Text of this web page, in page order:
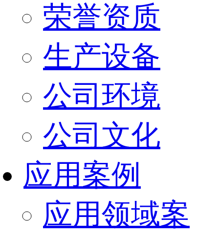
荣誉资质
生产设备
公司环境
公司文化
应用案例
应用领域案